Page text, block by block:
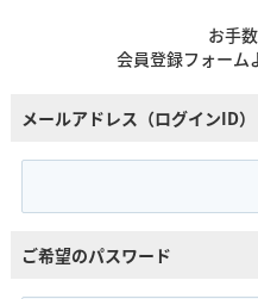
お手
会員登録フォーム
メールアドレス（ログインID）
ご希望のパスワード